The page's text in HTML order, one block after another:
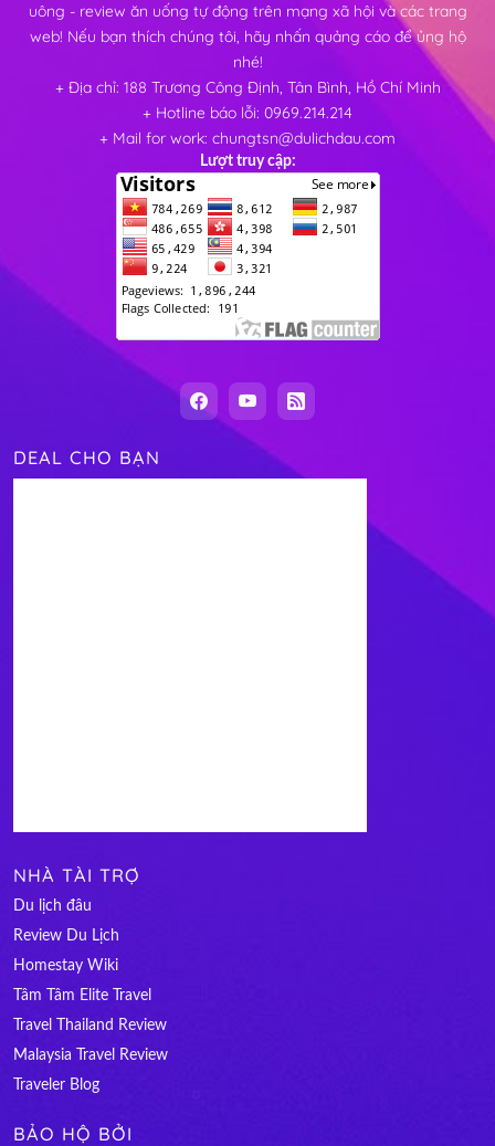
uông - review ăn uống tự động trên mạng xã hội và các trang
web! Nếu bạn thích chúng tôi, hãy nhấn quảng cáo để ủng hộ
nhé!
+ Địa chỉ: 188 Trương Công Định, Tân Bình, Hồ Chí Minh
+ Hotline báo lỗi: 0969.214.214
+ Mail for work: chungtsn@dulichdau.com
Lượt truy cập:
DEAL CHO BẠN
NHÀ TÀI TRỢ
Du lịch đâu
Review Du Lịch
Homestay Wiki
Tâm Tâm Elite Travel
Travel Thailand Review
Malaysia Travel Review
Traveler Blog
BẢO HỘ BỞI